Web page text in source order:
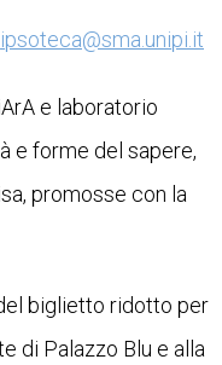
e laboratorio
e forme del sapere,
promosse con la
biglietto ridotto per
di Palazzo Blu e alla